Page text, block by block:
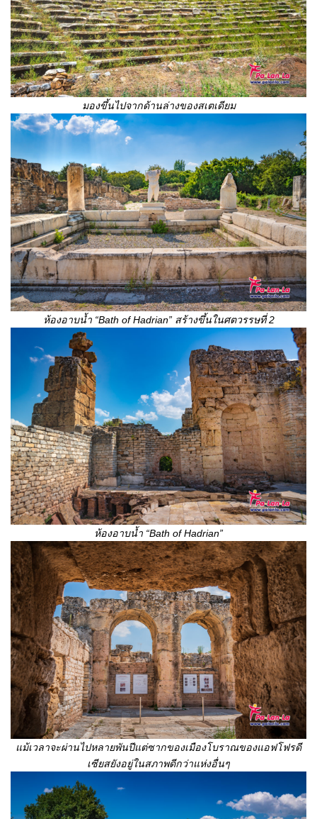
มองขึ้นไปจากด้านล่างของสเตเดียม
ห้องอาบน้ำ “Bath of Hadrian” สร้างขึ้นในศตวรรษที่2
ห้องอาบน้ำ “Bath of Hadrian”
แม้เวลาจะผ่านไปหลายพันปีแต่ซากของเมืองโบราณของแอฟโฟรดี
เซียสยังอยู่ในสภาพดีกว่าแห่งอื่นๆ